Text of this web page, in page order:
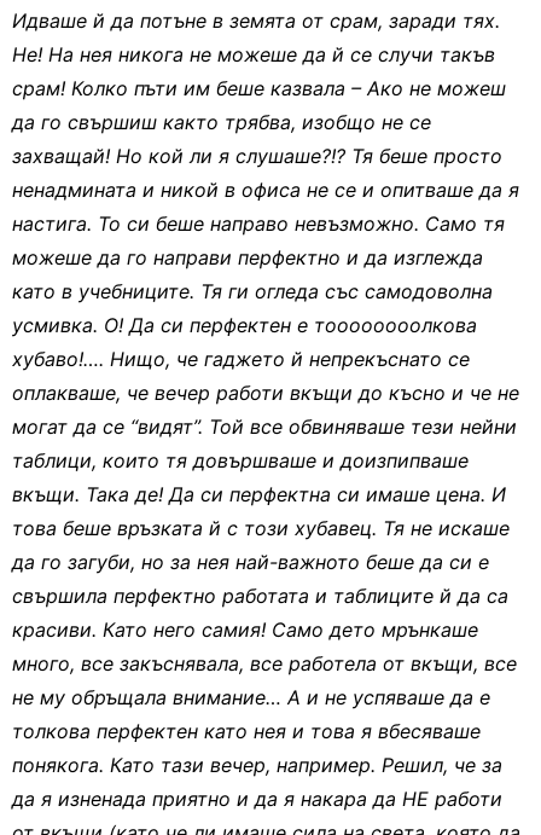
Идваше й да потъне в земята от срам, заради тях.
Не! На нея никога не можеше да й се случи такъв
срам! Колко пъти им беше казвала – Ако не можеш
да го свършиш както трябва, изобщо не се
захващай! Но кой ли я слушаше?!? Тя беше просто
ненадмината и никой в офиса не се и опитваше да я
настига. То си беше направо невъзможно. Само тя
можеше да го направи перфектно и да изглежда
като в учебниците. Тя ги огледа със самодоволна
усмивка. О! Да си перфектен е тоооооооолкова
хубаво!…. Нищо, че гаджето й непрекъснато се
оплакваше, че вечер работи вкъщи до късно и че не
могат да се “видят”. Той все обвиняваше тези нейни
таблици, които тя довършваше и доизпипваше
вкъщи. Така де! Да си перфектна си имаше цена. И
това беше връзката й с този хубавец. Тя не искаше
да го загуби, но за нея най-важното беше да си е
свършила перфектно работата и таблиците й да са
красиви. Като него самия! Само дето мрънкаше
много, все закъснявала, все работела от вкъщи, все
не му обръщала внимание… А и не успяваше да е
толкова перфектен като нея и това я вбесяваше
понякога. Като тази вечер, например. Решил, че за
да я изненада приятно и да я накара да НЕ работи